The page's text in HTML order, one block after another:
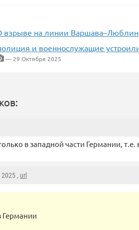
взрыве на линии Варшава–Люблин
и военнослужащие
— 29 Октября 2025
в западной части Германии,
, url
Германии